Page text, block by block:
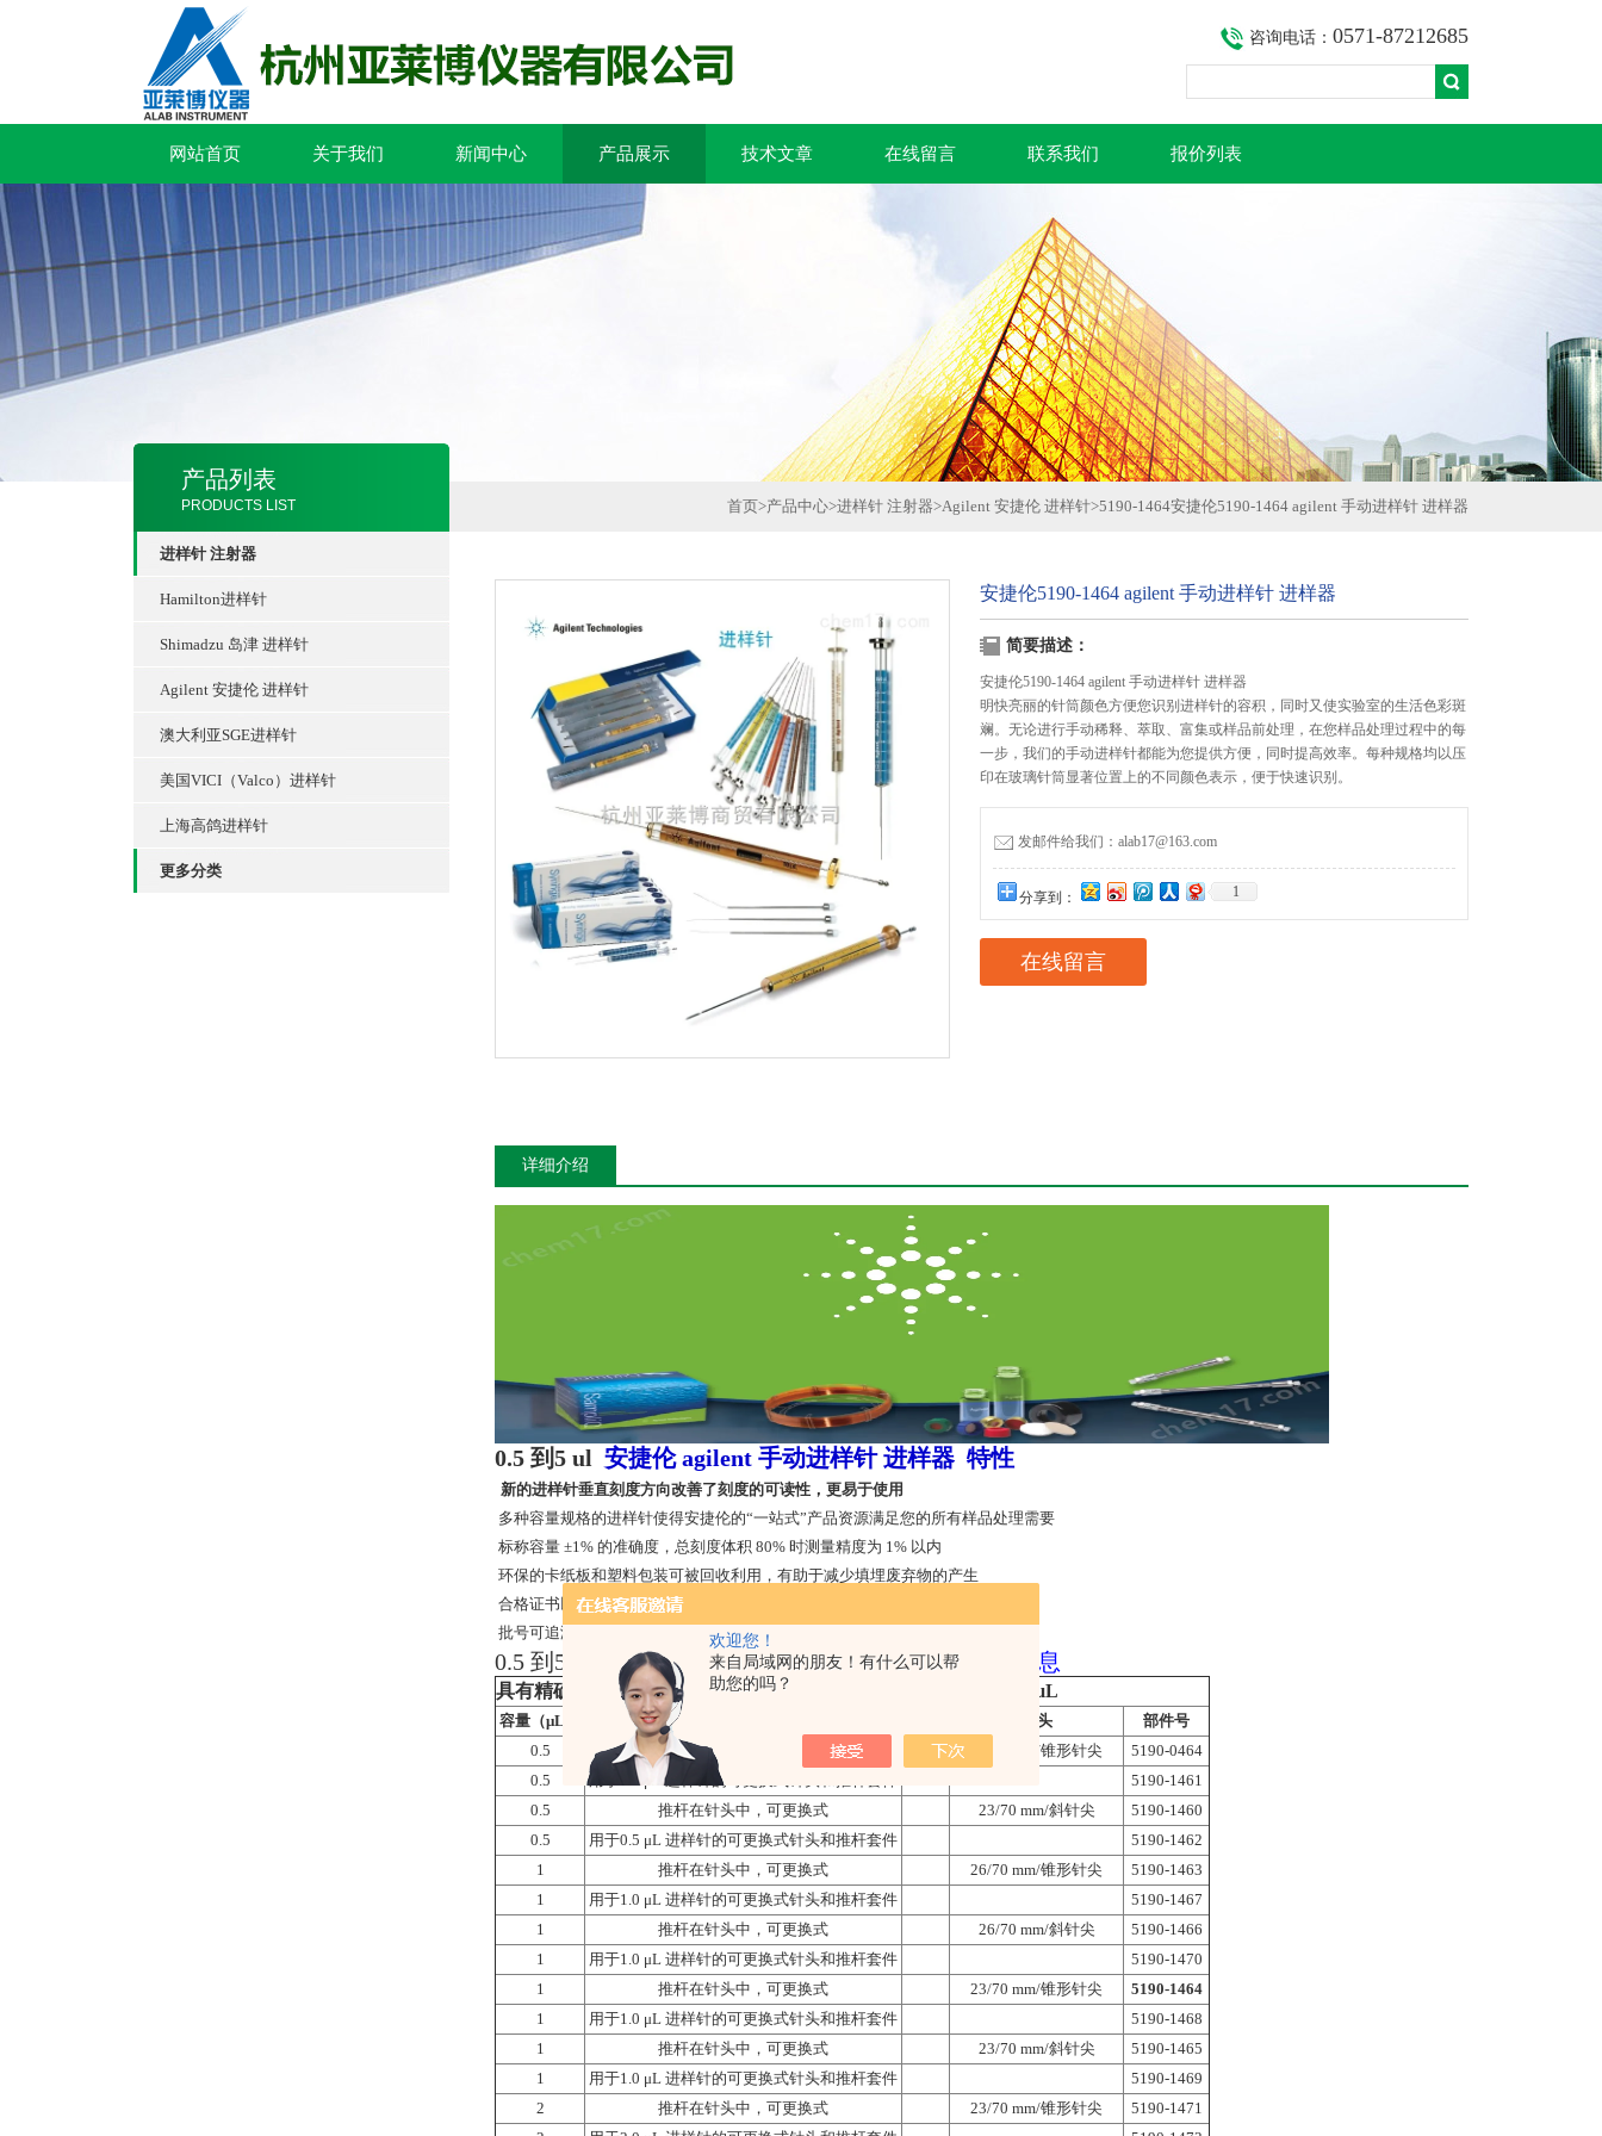
欢迎您！
来自局域网的朋友！有什么可以帮
助您的吗？
咨询电话： 0571-87212685
网站首页 关于我们 新闻中心 产品展示 技术文章 在线留言 联系我们 报价列表
产品列表
PRODUCTS LIST
进样针 注射器
Hamilton进样针
Shimadzu 岛津 进样针
Agilent 安捷伦 进样针
澳大利亚SGE进样针
美国VICI（Valco）进样针
上海高鸽进样针
更多分类
首页>产品中心>进样针 注射器>Agilent 安捷伦 进样针>5190-1464安捷伦5190-1464 agilent 手动进样针 进样器
安捷伦5190-1464 agilent 手动进样针 进样器
简要描述：
安捷伦5190-1464 agilent 手动进样针 进样器
明快亮丽的针筒颜色方便您识别进样针的容积，同时又使实验室的生活色彩斑
斓。无论进行手动稀释、萃取、富集或样品前处理，在您样品处理过程中的每
一步，我们的手动进样针都能为您提供方便，同时提高效率。每种规格均以压
印在玻璃针筒显著位置上的不同颜色表示，便于快速识别。
发邮件给我们：alab17@163.com
分享到： 1
在线留言
详细介绍
0.5 到5 ul 安捷伦 agilent 手动进样针 进样器 特性
新的进样针垂直刻度方向改善了刻度的可读性，更易于使用
多种容量规格的进样针使得安捷伦的“一站式”产品资源满足您的所有样品处理需要
标称容量 ±1% 的准确度，总刻度体积 80% 时测量精度为 1% 以内
环保的卡纸板和塑料包装可被回收利用，有助于减少填埋废弃物的产生
合格证书以确保zui高质量结构和性能，可随时查看和打印
批号可追溯，保证准确识别
0.5 到5 ul 安捷伦 agilent 手动进样针 进样器订货信息
具有精确推杆的手动进样针，针头分固定式和可更换式，0.5 到5 μL
容量（μL） 针头
部件号
0.5
推杆在针头中，可更换式 23/70 mm/锥形针尖
5190-0464
0.5
用于0.5 μL 进样针的可更换式针头和推杆套件
5190-1461
0.5
推杆在针头中，可更换式 23/70 mm/斜针尖
5190-1460
0.5
用于0.5 μL 进样针的可更换式针头和推杆套件
5190-1462
1
推杆在针头中，可更换式 26/70 mm/锥形针尖
5190-1463
1
用于1.0 μL 进样针的可更换式针头和推杆套件
5190-1467
1
推杆在针头中，可更换式 26/70 mm/斜针尖
5190-1466
1
用于1.0 μL 进样针的可更换式针头和推杆套件
5190-1470
1
推杆在针头中，可更换式 23/70 mm/锥形针尖
5190-1464
1
用于1.0 μL 进样针的可更换式针头和推杆套件
5190-1468
1
推杆在针头中，可更换式 23/70 mm/斜针尖
5190-1465
1
用于1.0 μL 进样针的可更换式针头和推杆套件
5190-1469
2
推杆在针头中，可更换式 23/70 mm/锥形针尖
5190-1471